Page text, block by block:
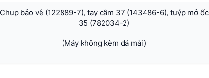
Chụp bảo vệ (122889-7), tay cầm 37 (143486-6), tuýp mở ốc
35 (782034-2)
(Máy không kèm đá mài)